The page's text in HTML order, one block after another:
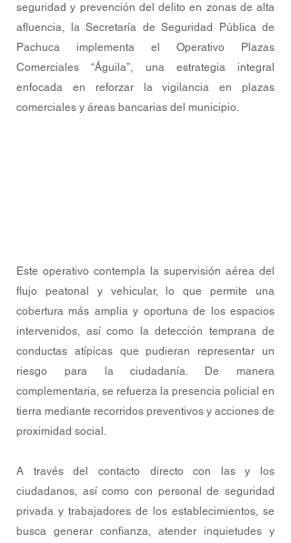
seguridad y prevención del delito en zonas de alta
afluencia, la Secretaría de Seguridad Pública de
Pachuca implementa el Operativo Plazas
Comerciales “Águila”, una estrategia integral
enfocada en reforzar la vigilancia en plazas
comerciales y áreas bancarias del municipio.
Este operativo contempla la supervisión aérea del
flujo peatonal y vehicular, lo que permite una
cobertura más amplia y oportuna de los espacios
intervenidos, así como la detección temprana de
conductas atípicas que pudieran representar un
riesgo para la ciudadanía. De manera
complementaria, se refuerza la presencia policial en
tierra mediante recorridos preventivos y acciones de
proximidad social.
A través del contacto directo con las y los
ciudadanos, así como con personal de seguridad
privada y trabajadores de los establecimientos, se
busca generar confianza, atender inquietudes y